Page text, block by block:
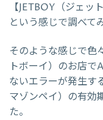
【JETBOY（ジェ
という感じで調べて
そのような感じで色
トボーイ）のお店
ないエラーが発生す
マゾンペイ）の有効
た。